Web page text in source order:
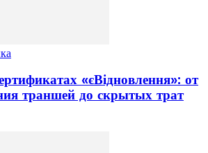
«єВідновлення»: от
траншей до скрытых трат